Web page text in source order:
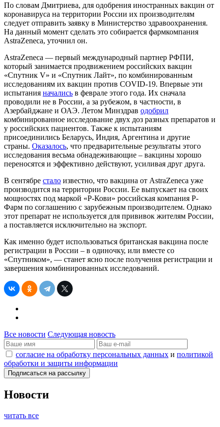
По словам Дмитриева, для одобрения иностранных вакцин от
коронавируса на территории России их производителям
следует отправить заявку в Министерство здравоохранения.
На данный момент сделать это собирается фармкомпания
AstraZeneca, уточнил он.
AstraZeneca — первый международный партнер РФПИ,
который занимается продвижением российских вакцин
«Спутник V» и «Спутник Лайт», по комбинированным
исследованиям их вакцин против COVID-19. Впервые эти
испытания начались в феврале этого года. Их сначала
проводили не в России, а за рубежом, в частности, в
Азербайджане и ОАЭ. Летом Минздрав одобрил
комбинированное исследование двух доз разных препаратов и
у российских пациентов. Также к испытаниям
присоединились Беларусь, Индия, Аргентина и другие
страны. Оказалось, что предварительные результаты этого
исследования весьма обнадеживающие – вакцины хорошо
переносятся и эффективно действуют, усиливая друг друга.
В сентябре стало известно, что вакцина от AstraZeneca уже
производится на территории России. Ее выпускает на своих
мощностях под маркой «Р-Кови» российская компания Р-
Фарм по соглашению с зарубежным производителем. Однако
этот препарат не используется для прививок жителям России,
а поставляется исключительно на экспорт.
Как именно будет использоваться британская вакцина после
регистрации в России – в одиночку, или вместе со
«Спутником», — станет ясно после получения регистрации и
завершения комбинированных исследований.
Все новости Следующая новость
согласие на обработку персональных данных и политикой
обработки и защиты информации
Новости
читать все